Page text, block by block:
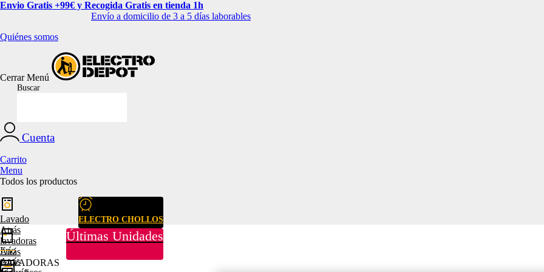
Envio Gratis +99€ y Recogida Gratis en tienda 1h
Envío a domicilio de 3 a 5 días laborables
Quiénes somos
CerrarMenú
Buscar
Cuenta
Carrito
Menu
Todos los productos
ELECTRO CHOLLOS
Últimas Unidades
Lavado
Atrás
lavadoras
Atrás
LAVADORAS
Frío
Atrás